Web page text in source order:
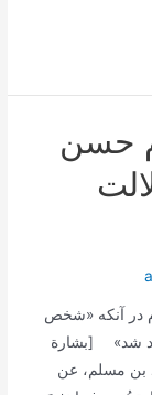
حسن
در آنکه «شخص
شد» [بشارة
بن مسلم، عن